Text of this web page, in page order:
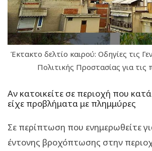
Έκτακτο δελτίο καιρού: Οδηγίες τις
Πολιτικής Προστασίας για τις
Αν κατοικείτε σε περιοχή που
είχε προβλήματα με πλημμύρες
Σε περίπτωση που ενημερωθείτε
έντονης βροχόπτωσης στην